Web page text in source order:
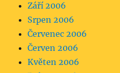
Září 2006
Srpen 2006
Červenec 2006
Červen 2006
Květen 2006